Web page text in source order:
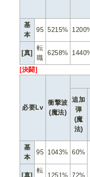
基
本
95 5215%
[真]
転
職
6258%
[決闘]
必要Lv
衝撃波
(魔法)
追加
弾
(魔
法)
基
本
95 1043%
60%
[真]
転
1251% 72%